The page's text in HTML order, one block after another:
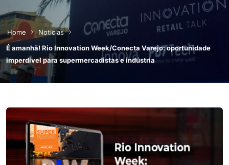
Home
Noticias
É amanhã! Rio Innovation Week/Conecta Varejo: oportunidade
imperdível para supermercadistas e indústria